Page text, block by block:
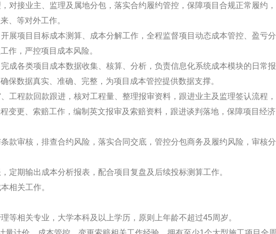
对接业主、监理及属地分包，落实合约履约管控，保障项目合规正常履约，
、等对外工作。
展项目目标成本测算、成本分解工作，全程监督项目动态成本管控、盈亏分
作，严控项目成本风险。
成各类项目成本数据收集、核算、分析，负责信息化系统成本模块的日常报
保数据真实、准确、完整，为项目成本管控提供数据支撑。
工程款回款跟进，核对工程量、整理报审资料，跟进业主及监理签认流程，
变更、索赔工作，编制英文报审及索赔资料，跟进谈判落地，保障项目经济
款审核，排查合约风险，落实合同交底，管控分包商务及履约风险，审核分
定期输出成本分析报表，配合项目复盘及后续投标测算工作。
相关工作。
等相关专业，大学本科及以上学历，原则上年龄不超过45周岁。